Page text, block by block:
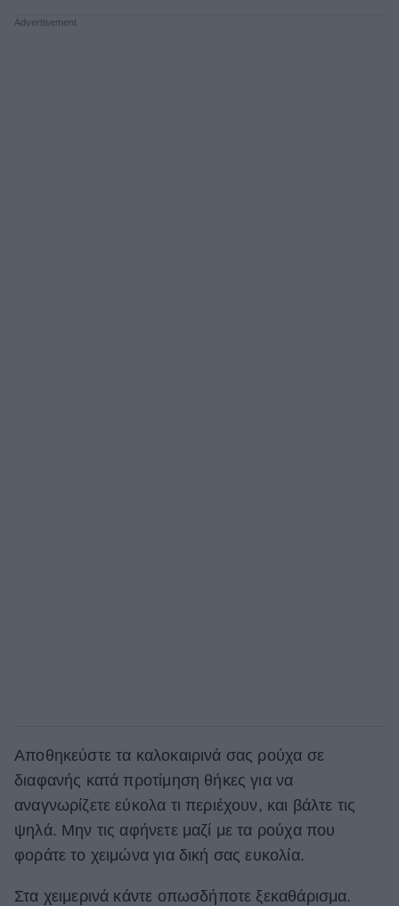
Αποθηκεύστε τα καλοκαιρινά σας ρούχα σε
διαφανής κατά προτίμηση θήκες για να
αναγνωρίζετε εύκολα τι περιέχουν, και βάλτε τις
ψηλά. Μην τις αφήνετε μαζί με τα ρούχα που
φοράτε το χειμώνα για δική σας ευκολία.
Στα χειμερινά κάντε οπωσδήποτε ξεκαθάρισμα.